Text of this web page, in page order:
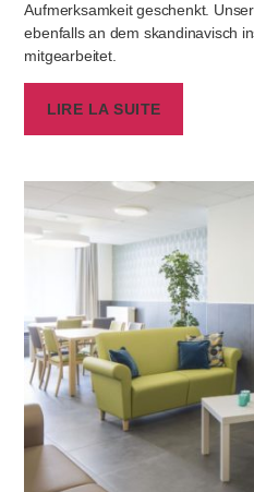
Aufmerksamkeit geschenkt.
ebenfalls an dem skandinavisch
mitgearbeitet.
LIRE LA SUITE